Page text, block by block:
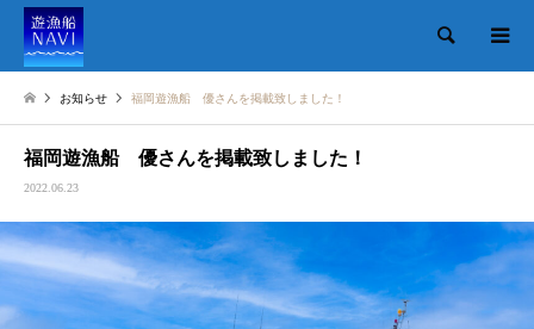
検索
お知らせ 福岡遊漁船 優さんを掲載致しました！
福岡遊漁船 優さんを掲載致しました！
2022.06.23